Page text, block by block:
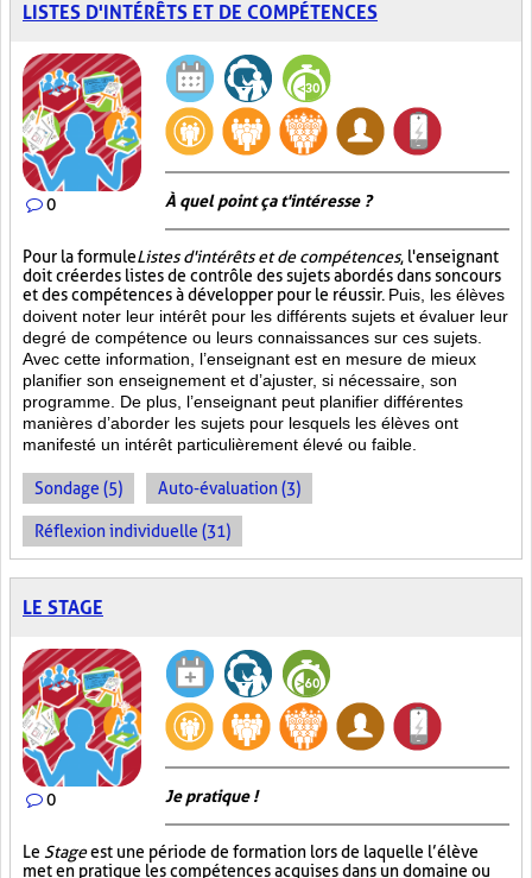
LISTES D'INTÉRÊTS ET DE COMPÉTENCES
0 À quel point ça t'intéresse ?
Pour la formuleListes d'intérêts et de compétences, l'enseignant
doit créer des listes de contrôle des sujets abordés dans son cours
et des compétences à développer pour le réussir. Puis, les élèves
doivent noter leur intérêt pour les différents sujets et évaluer leur
degré de compétence ou leurs connaissances sur ces sujets.
Avec cette information, l’enseignant est en mesure de mieux
planifier son enseignement et d’ajuster, si nécessaire, son
programme. De plus, l’enseignant peut planifier différentes
manières d’aborder les sujets pour lesquels les élèves ont
manifesté un intérêt particulièrement élevé ou faible.
Sondage (5) Auto-évaluation (3)
Réflexion individuelle (31)
LE STAGE
0 Je pratique !
Le Stageest une période de formation lors de laquelle l’élève
met en pratique les compétences acquises dans un domaine ou